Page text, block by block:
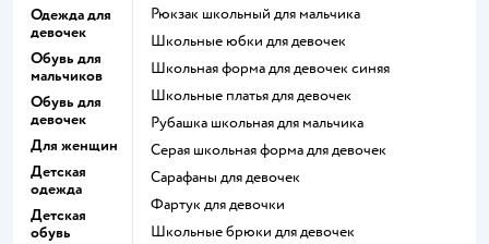
Одежда для
девочек
Обувь для
мальчиков
Обувь для
девочек
Для женщин
Детская
одежда
Детская
обувь
Рюкзак школьный для мальчика
Школьные юбки для девочек
Школьная форма для девочек синяя
Школьные платья для девочек
Рубашка школьная для мальчика
Серая школьная форма для девочек
Сарафаны для девочек
Фартук для девочки
Школьные брюки для девочек